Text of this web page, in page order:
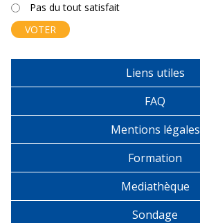
Pas du tout satisfait
Liens utiles
FAQ
Mentions légales
Formation
Mediathèque
Sondage